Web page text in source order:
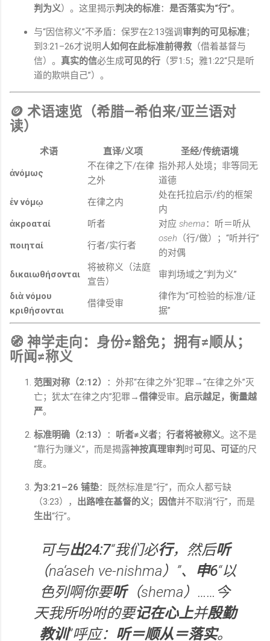
判为义）。这里揭示判决的标准： 是否落实为“行”。
与“因信称义”不矛盾：保罗在2:13强调审判的可见标准；
到3:21–26才说明人如何在此标准前得救 （借着基督与
信）。 真实的信必生成可见的行 （罗1:5；雅1:22“只是听
道的欺哄自己”）。
🪙 术语速览（希腊—希伯来/亚兰语对
读）
术语 直译/义项
圣经/传统语境
ἀνόμως
不在律之下/在律
之外
指外邦人处境；非等同无
道德
ἐν νόμῳ
在律之内
处在托拉启示/约的框架
内
ἀκροαταί
听者 对应 shema：听＝听从
ποιηταί
行者/实行者
oseh （行/做）；“听并行”
的对偶
δικαιωθήσονται
将被称义（法庭
宣告）
审判场域之“判为义”
διὰ νόμου
κριθήσονται
借律受审
律作为“可检验的标准/证
据”
🧭 神学走向：身份≠豁免；拥有≠顺从；
听闻≠称义
范围对称（2:12）
：外邦“在律之外”犯罪→“在律之外”灭
亡；犹太“在律之内”犯罪→借律受审。 启示越足，衡量越
严。
标准明确（2:13） ： 听者≠义者； 行者将被称义。这不是
“靠行为赚义”，而是揭露神按真理审判 时可见、可证的尺
度。
为3:21–26 铺垫：既然标准是“行”，而众人都亏缺
（3:23）， 出路唯在基督的义； 因信并不取消“行”，而是
生出“行”。
可与出24:7“我们必行，然后听
（na‘aseh ve-nishma）”、 申6“以
色列啊你要听（shema）……今
天我所吩咐的要记在心上并殷勤
教训”呼应： 听＝顺从＝落实。